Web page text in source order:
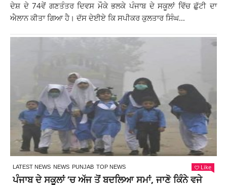
ਦੇਸ਼ ਦੇ 74ਵੇਂ ਗਣਤੰਤਰ ਦਿਵਸ ਮੌਕੇ ਭਲਕੇ ਪੰਜਾਬ ਦੇ ਸਕੂਲਾਂ ਵਿੱਚ ਛੁੱਟੀ ਦਾ
ਐਲਾਨ ਕੀਤਾ ਗਿਆ ਹੈ। ਦੱਸ ਦੇਈਏ ਕਿ ਸਪੀਕਰ ਕੁਲਤਾਰ ਸਿੰਘ...
LATEST NEWS NEWS PUNJAB TOP NEWS Like
ਪੰਜਾਬ ਦੇ ਸਕੂਲਾਂ ‘ਚ ਅੱਜ ਤੋਂ ਬਦਲਿਆ ਸਮਾਂ, ਜਾਣੋ ਕਿੰਨੇ ਵਜੇ